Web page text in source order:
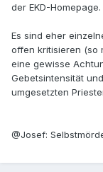
der EKD-Homepage.
Es sind eher
offen kritisieren (so
eine gewisse
Gebetsintensität
umgesetzten
@Josef: